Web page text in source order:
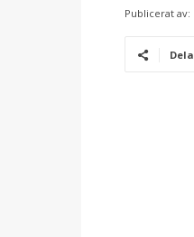
Publicerat av: